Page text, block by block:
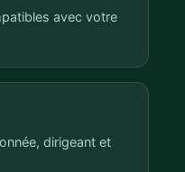
avec votre
dirigeant et